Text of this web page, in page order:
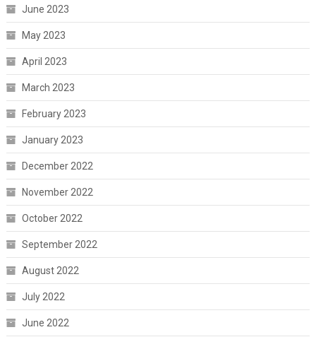
June 2023
May 2023
April 2023
March 2023
February 2023
January 2023
December 2022
November 2022
October 2022
September 2022
August 2022
July 2022
June 2022